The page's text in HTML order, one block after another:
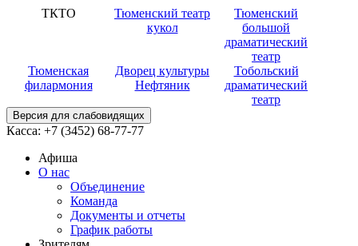
ТКТО
Тюменский театр
кукол
Тюменский
большой
драматический
театр
Тюменская
филармония
Дворец культуры
Нефтяник
Тобольский
драматический
театр
Версия для слабовидящих
Касса: +7 (3452) 68-77-77
Афиша
О нас
Объединение
Команда
Документы и отчеты
График работы